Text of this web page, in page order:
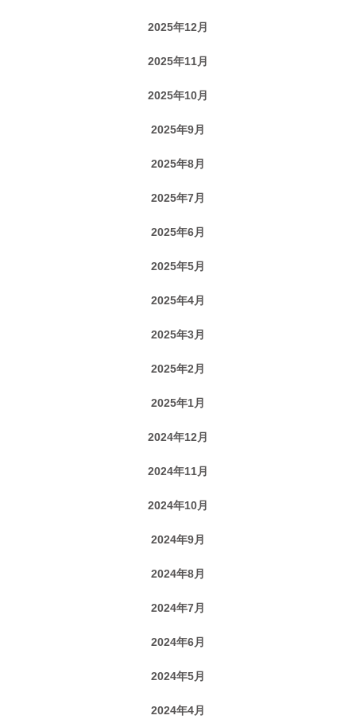
2025年12月
2025年11月
2025年10月
2025年9月
2025年8月
2025年7月
2025年6月
2025年5月
2025年4月
2025年3月
2025年2月
2025年1月
2024年12月
2024年11月
2024年10月
2024年9月
2024年8月
2024年7月
2024年6月
2024年5月
2024年4月